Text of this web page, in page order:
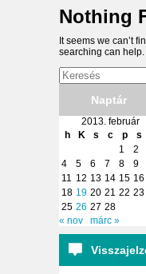
Nothing
It seems we can’t
searching can help.
Naptár
2013. február
h
K s c p s
1
2
4
5 6 7 8 9
11
12 13 14 15 16
18 19 20 21 22 23
25 26 27 28
« nov
márc »